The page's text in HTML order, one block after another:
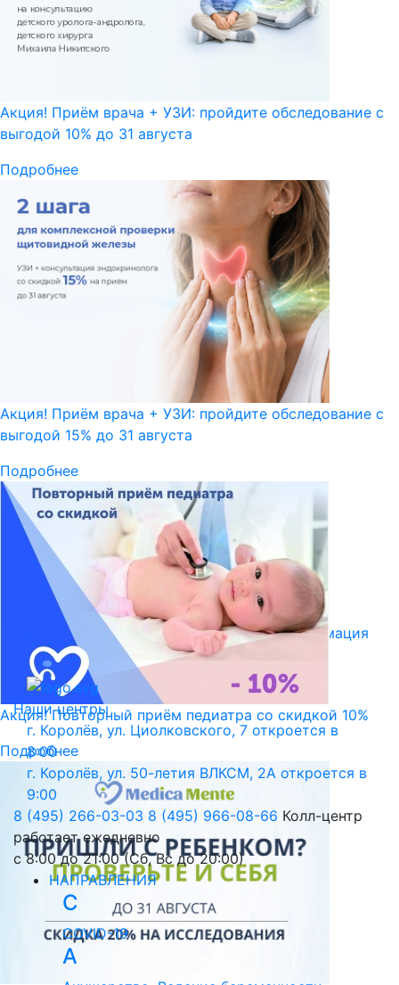
Акция! Приём врача + УЗИ: пройдите обследование с
выгодой 10% до 31 августа
Подробнее
Акция! Приём врача + УЗИ: пройдите обследование с
выгодой 15% до 31 августа
Подробнее
Акция! Повторный приём педиатра со скидкой 10%
Подробнее
Библиотека пациента
Правовая информация
Версия для слабовидящих
Наши центры
г. Королёв, ул. Циолковского, 7 откроется в
8:00
г. Королёв, ул. 50-летия ВЛКСМ, 2А откроется в
9:00
8 (495) 266-03-03 8 (495) 966-08-66 Колл-центр
работает ежедневно
с 8:00 до 21:00 (Сб, Вс до 20:00)
НАПРАВЛЕНИЯ
C
COVID-19
А